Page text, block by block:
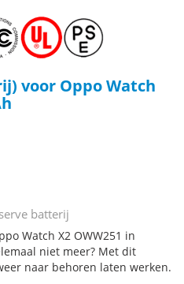
voor Oppo Watch
batterij
Watch X2 OWW251 in
niet meer? Met dit
naar behoren laten werken.